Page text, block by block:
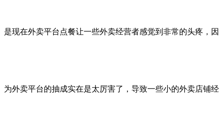
是现在外卖平台点餐让一些外卖经营者感觉到非常的头疼，因
为外卖平台的抽成实在是太厉害了，导致一些小的外卖店铺经